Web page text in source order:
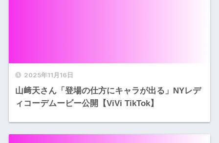
2025年11月16日
山﨑天さん「登場の仕方にキャラが出る」NYレデ
ィコーデムービー公開【ViVi TikTok】